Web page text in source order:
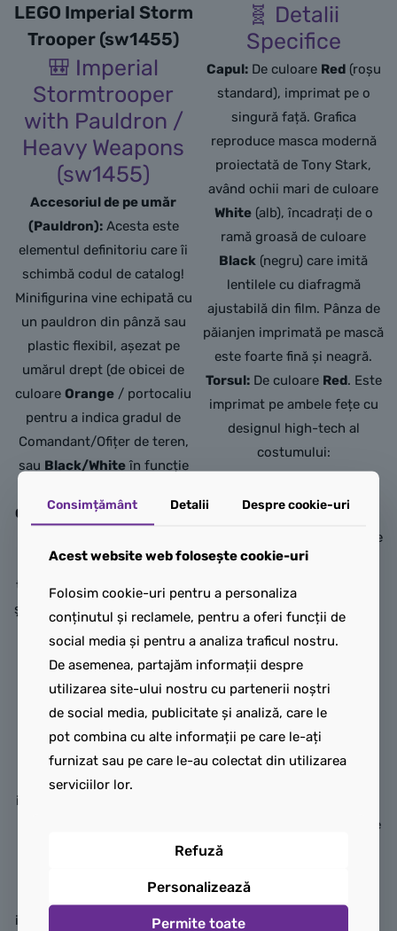
LEGO Imperial Storm
Trooper (sw1455)
🎒 Imperial
Stormtrooper
with Pauldron /
Heavy Weapons
(sw1455)
Accesoriul de pe umăr
(Pauldron):Acesta este
elementul definitoriu care îi
schimbă codul de catalog!
Minifigurina vine echipată cu
un pauldron din pânză sau
plastic flexibil, așezat pe
umărul drept (de obicei de
culoareOrange / portocaliu
pentru a indica gradul de
Comandant/Ofițer de teren,
sau Black/Whiteîn funcție
Casca (Helmet):Identică cu
masivă realizată prin
tehnologia Dual Molded
și negru injectate împreună),
cu detalii impecabile ale
vizorului și puncte albastre
pe aerisiri.
Capul:
De culoare
Light
Nougat
, ascunzând sub
cască același chip modern,
expresiv și realist de soldat
imperial (renunțând complet
(alb), cu armura clasică
imprimată pe ambele fețe cu
🧬 Detalii
Specifice
Capul:De culoare Red(roșu
standard), imprimat pe o
singură față. Grafica
reproduce masca modernă
proiectată de Tony Stark,
având ochii mari de culoare
White(alb), încadrați de o
ramă groasă de culoare
Black (negru) care imită
lentilele cu diafragmă
ajustabilă din film. Pânza de
păianjen imprimată pe mască
este foarte fină și neagră.
Torsul:De culoare Red. Este
imprimat pe ambele fețe cu
designul high-tech al
costumului:
secțiunile roșii centrale cu
umerii și inserțiile laterale de
culoareBlue(albastru
standard). În centru se află
logo-ul iconic cu păianjenul
negru, de dimensiuni mici,
specific acestei versiuni
cinematografice. Brațele
sunt realizate prin injecție
dublă (
Dual-Molded
roșii în partea de sus și
costumului). Mâinile sunt de
mare a păianjenul roșu,
încadrată de liniile albastre
Consimțământ Detalii Despre cookie-uri
Acest website web folosește cookie-uri
Folosim cookie-uri pentru a personaliza
conținutul și reclamele, pentru a oferi funcții de
social media și pentru a analiza traficul nostru.
De asemenea, partajăm informații despre
utilizarea site-ului nostru cu partenerii noștri
de social media, publicitate și analiză, care le
pot combina cu alte informații pe care le-ați
furnizat sau pe care le-au colectat din utilizarea
serviciilor lor.
Refuză
Personalizează
Permite toate